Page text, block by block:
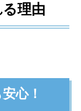
理由
心！